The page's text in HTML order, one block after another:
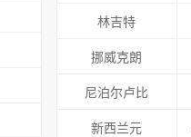
林吉特
挪威克朗
尼泊尔卢比
新西兰元